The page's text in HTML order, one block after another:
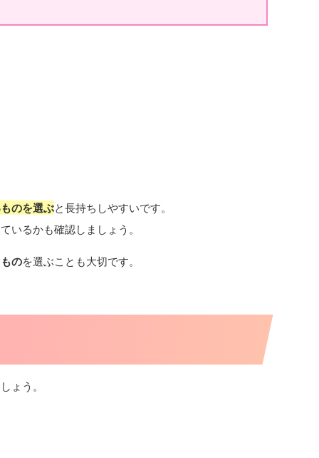
のを選ぶと長持ちしやすいです。
いるかも確認しましょう。
のを選ぶことも大切です。
ょう。